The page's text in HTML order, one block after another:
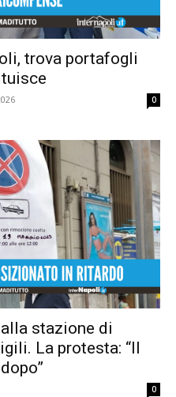
trova portafogli
0
stazione di
La protesta: “Il
0